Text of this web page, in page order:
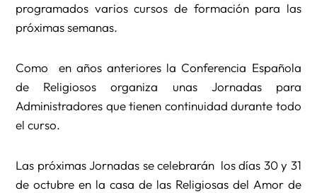
programados varios cursos de formación para las
próximas semanas.
Como en años anteriores la Conferencia Española
de Religiosos organiza unas Jornadas para
Administradores que tienen continuidad durante todo
el curso.
Las próximas Jornadas se celebrarán los días 30 y 31
de octubre en la casa de las Religiosas del Amor de